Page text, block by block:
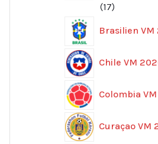
1717
Brasilien VM
Chile VM
Colombia
Curaçao VM